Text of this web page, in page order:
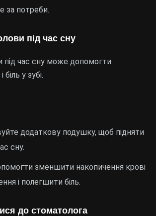
за потреби.
під час сну
під час сну може допомогти
у зубі.
додаткову подушку, щоб підняти
сну.
зменшити накопичення крові
і полегшити біль.
до стоматолога